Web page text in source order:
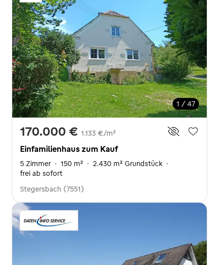
1 / 47
170.000 € 1.133 €/m²
Einfamilienhaus zum Kauf
5 Zimmer · 150 m² · 2.430 m² Grundstück ·
frei ab sofort
Stegersbach (7551)